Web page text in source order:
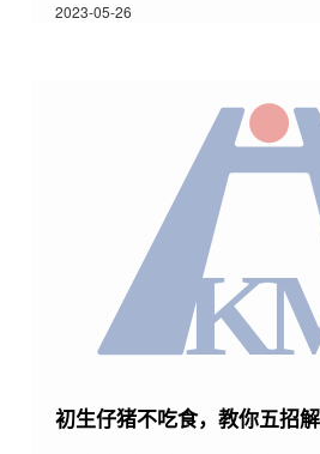
2023-05-26
初生仔猪不吃食，教你五招